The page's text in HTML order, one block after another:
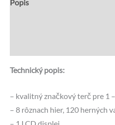
Popis
Technický popis:
– kvalitný značkový terč pre 1
– 8 rôznach hier, 120 herných